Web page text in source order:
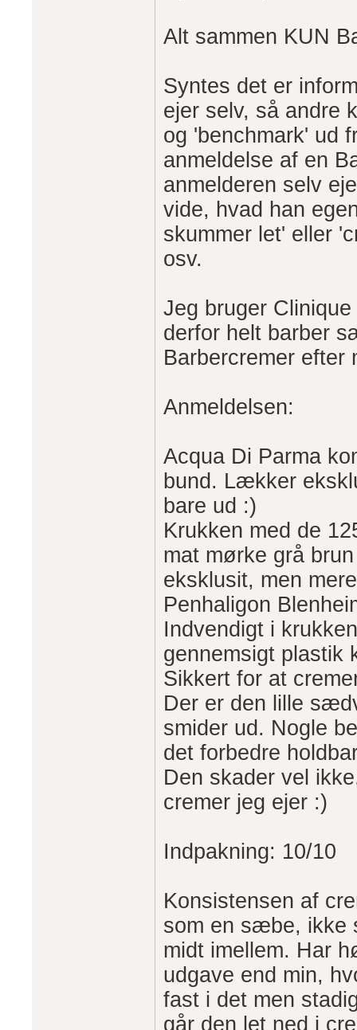
Alt sammen KUN
Syntes det er
ejer selv, så andre
og 'benchmark' ud
anmeldelse af en
anmelderen selv
vide, hvad han
skummer let' eller
osv.
Jeg bruger
derfor helt barber
Barbercremer efter
Anmeldelsen:
Acqua Di Parma
bund. Lækker
bare ud :)
Krukken med de
mat mørke grå
eksklusit, men
Penhaligon
Indvendigt i
gennemsigt plastik
Sikkert for at
Der er den lille
smider ud. Nogle
det forbedre
Den skader vel
cremer jeg ejer :)
Indpakning: 10/10
Konsistensen af
som en sæbe, ikke
midt imellem. Har
udgave end min,
fast i det men
går den let ned i